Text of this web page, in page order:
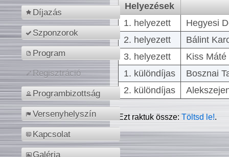
Díjazás
Szponzorok
Program
Regisztráció
Programbizottság
Versenyhelyszín
Kapcsolat
Galéria
Helyezések
1. helyezett
Hegyesi
2. helyezett
Bálint
3. helyezett
Kiss
1. különdíjas
Bosznai
2. különdíjas
Ezt raktuk össze:Töltsd le!.